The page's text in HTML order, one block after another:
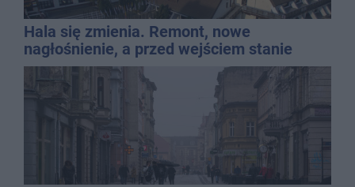
Hala się zmienia. Remont, nowe
nagłośnienie, a przed wejściem stanie
QEMETICA ARENA